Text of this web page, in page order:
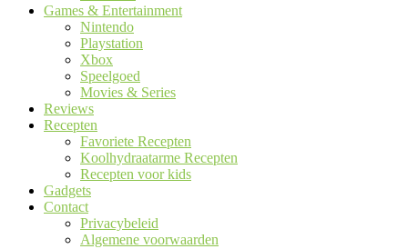
Games & Entertainment
Nintendo
Playstation
Xbox
Speelgoed
Movies & Series
Reviews
Recepten
Favoriete Recepten
Koolhydraatarme Recepten
Recepten voor kids
Gadgets
Contact
Privacybeleid
Algemene voorwaarden